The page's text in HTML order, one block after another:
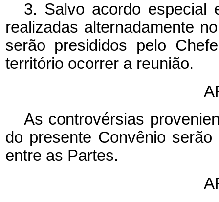
3. Salvo acordo especial
realizadas alternadamente
serão presididos pelo
território ocorrer a reunião.
As controvérsias
do presente Convênio
entre as Partes.